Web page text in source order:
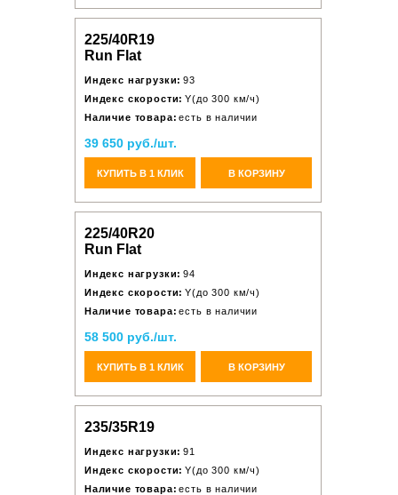
225/40R19
Run Flat
Индекс нагрузки: 93
Индекс скорости: Y(до 300 км/ч)
Наличие товара: есть в наличии
39 650 руб./шт.
КУПИТЬ В 1 КЛИК В КОРЗИНУ
225/40R20
Run Flat
Индекс нагрузки: 94
Индекс скорости: Y(до 300 км/ч)
Наличие товара: есть в наличии
58 500 руб./шт.
КУПИТЬ В 1 КЛИК В КОРЗИНУ
235/35R19
Индекс нагрузки: 91
Индекс скорости: Y(до 300 км/ч)
Наличие товара: есть в наличии